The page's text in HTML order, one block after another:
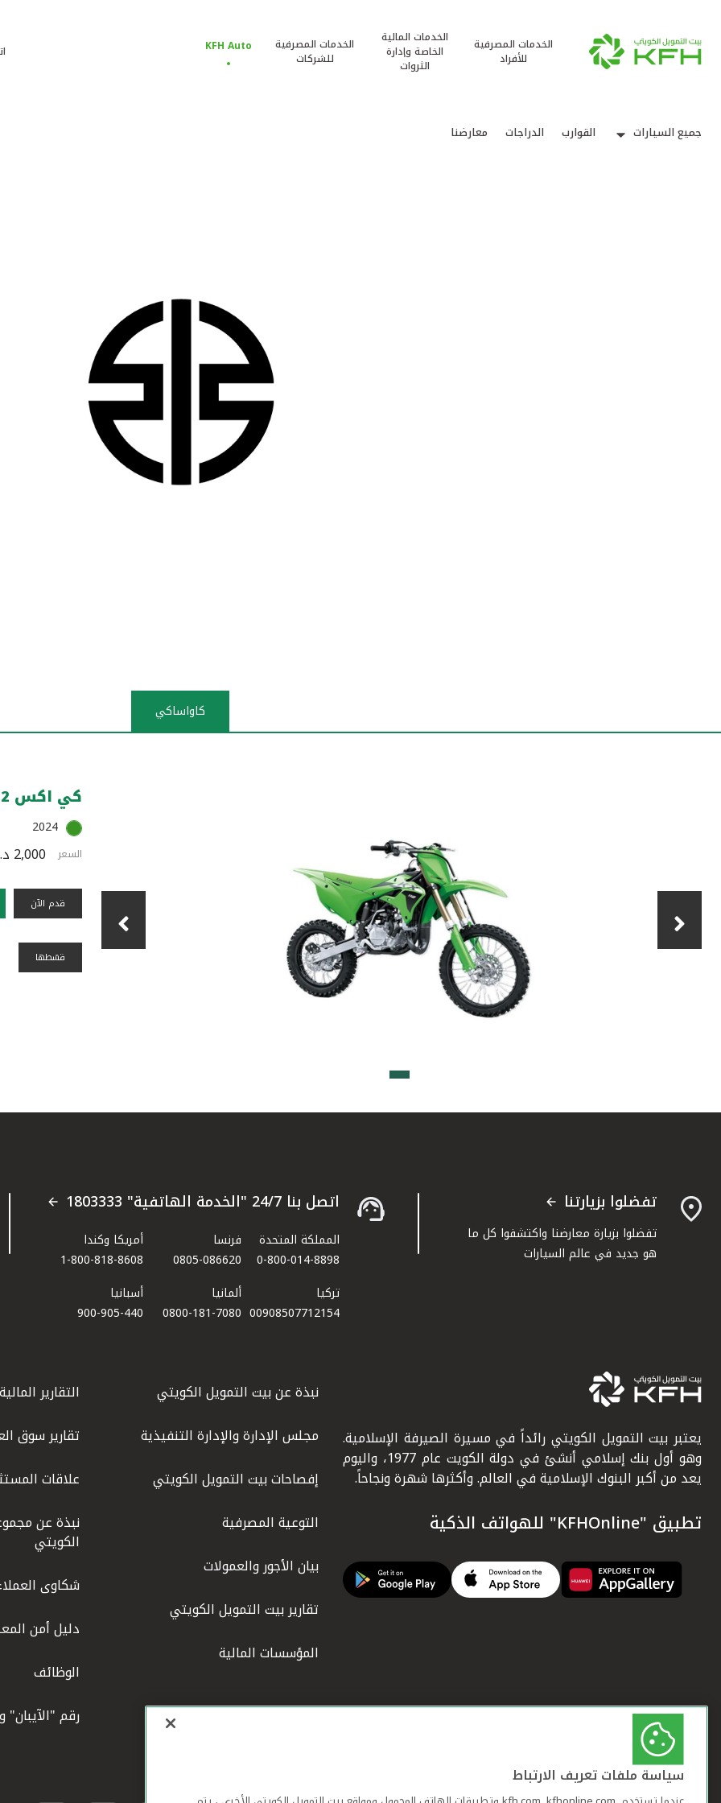
الخدمات المصرفية
للأفراد
الخدمات المالية
الخاصة وإدارة
الثروات
الخدمات المصرفية
للشركات
KFH Auto
جميع السيارات القوارب الدراجات معارضنا
كاواساكي
كي اكس 112
2024
السعر 2,000 د.ك
قدم الآن
قسًطها
تفضلوا بزيارتنا
تفضلوا بزيارة معارضنا واكتشفوا كل ما
هو جديد في عالم السيارات
اتصل بنا 24/7 "الخدمة الهاتفية" 1803333
المملكة المتحدة
0-800-014-8898
فرنسا
0805-086620
أمريكا وكندا
1-800-818-8608
تركيا
00908507712154​
ألمانيا
0800-181-7080
أسبانيا
900-905-440
يعتبر بيت التمويل الكويتي رائداً في مسيرة الصيرفة الإسلامية.
وهو أول بنك إسلامي أنشئ في دولة الكويت عام 1977، واليوم
يعد من أكبر البنوك الإسلامية في العالم. وأكثرها شهرة ونجاحاً.
تطبيق "KFHOnline" للهواتف الذكية
نبذة عن بيت التمويل الكويتي
مجلس الإدارة والإدارة التنفيذية
إفصاحات بيت التمويل الكويتي
التوعية المصرفية
بيان الأجور والعمولات
تقارير بيت التمويل الكويتي
المؤسسات المالية
التقارير المالية
تقارير سوق
علاقات
نبذة عن
الكويتي
شكاوى
دليل أمن
الوظائف
رقم
سياسة ملفات تعريف الارتباط